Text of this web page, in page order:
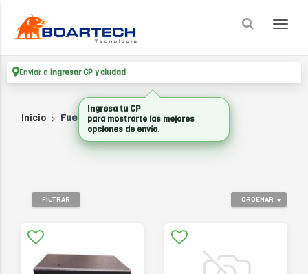
Enviar a Ingresar CP y ciudad
Inicio Fuentes
ORDENAR
FILTRAR
Ingresa tu CP
para mostrarte las mejores
opciones de envío.